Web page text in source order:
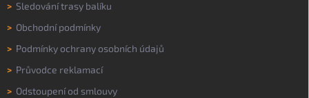
> Sledování trasy balíku
> Obchodní podmínky
> Podmínky ochrany osobních údajů
> Průvodce reklamací
> Odstoupení od smlouvy